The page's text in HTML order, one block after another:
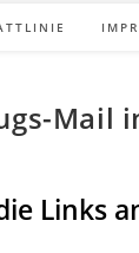
Mail
Links